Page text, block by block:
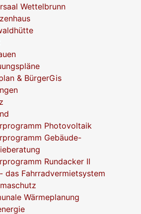
Wettelbrunn
& BürgerGis
Photovoltaik
Gebäude-
Rundacker II
das Fahrradvermietsystem
Wärmeplanung